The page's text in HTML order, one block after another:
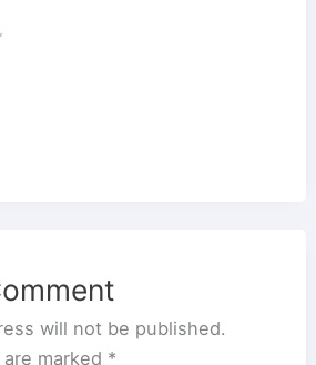
will not be published.
marked *